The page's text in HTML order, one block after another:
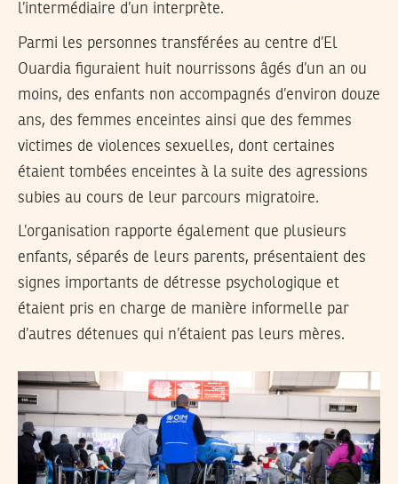
l’intermédiaire d’un interprète.
Parmi les personnes transférées au centre d’El
Ouardia figuraient huit nourrissons âgés d’un an ou
moins, des enfants non accompagnés d’environ douze
ans, des femmes enceintes ainsi que des femmes
victimes de violences sexuelles, dont certaines
étaient tombées enceintes à la suite des agressions
subies au cours de leur parcours migratoire.
L’organisation rapporte également que plusieurs
enfants, séparés de leurs parents, présentaient des
signes importants de détresse psychologique et
étaient pris en charge de manière informelle par
d’autres détenues qui n’étaient pas leurs mères.